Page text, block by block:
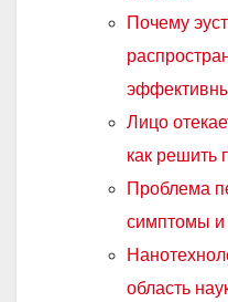
Почему
Лицо
как решить
Проблема
симптомы и
область